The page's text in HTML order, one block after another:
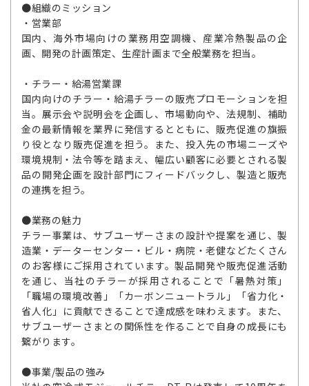
●組織のミッション
・営業部
国内、海外市場向けの業務用空調機、産業冷熱製品の企
画、開発の計画策定、生産計画まで全般業務を担当。
・チラー・給湯営業課
国内向けのチラー・給湯チラーの販売プロモーションを担
当。展示会や説明会を企画し、市場動向や、法規制、補助
金の最新情報を業界に発信するとともに、販売促進の旗振
り役となり販売促進を担う。また、投入先の市場ニーズや
環境規制・法令等を踏まえ、幅広い顧客に必要とされる製
品の開発企画を設計部門にフィードバックし、製造と販売
の連携を担う。
●業務の魅力
チラー事業は、サブユーザーさまの設計や提案を通じ、製
造業・データーセンター・ビル・病院・老健などたくさん
のお客様にご採用されています。製品開発や販売促進活動
を通じ、当社のチラーが採用されることで「暑熱対策」
「職場の環境改善」「カーボンニュートラル」「省力化・
省人化」に貢献できることで達成感を味わえます。また、
サブユーザーさまとの関係性を作ることで自身の成長にも
繋がります。
●事業/製品の強み